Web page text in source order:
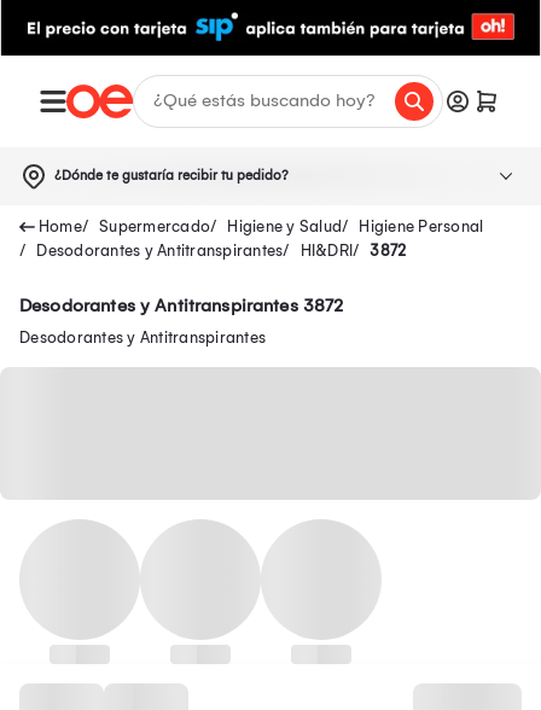
¿Dónde te gustaría recibir tu pedido?
Supermercado Higiene y Salud
Higiene Personal
Desodorantes y Antitranspirantes
HI&DRI 3872
Desodorantes y Antitranspirantes 3872
Desodorantes y Antitranspirantes